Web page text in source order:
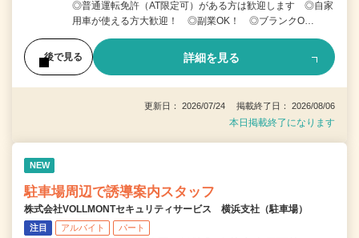
◎普通運転免許（AT限定可）がある方は歓迎します ◎自家
用車が使える方大歓迎！ ◎副業OK！ ◎ブランクO…
後で見る 詳細を見る
更新日： 2026/07/24 掲載終了日： 2026/08/06
本日掲載終了になります
NEW
駐車場周辺で誘導案内スタッフ
株式会社VOLLMONTセキュリティサービス 横浜支社（駐車場）
注目 アルバイト パート